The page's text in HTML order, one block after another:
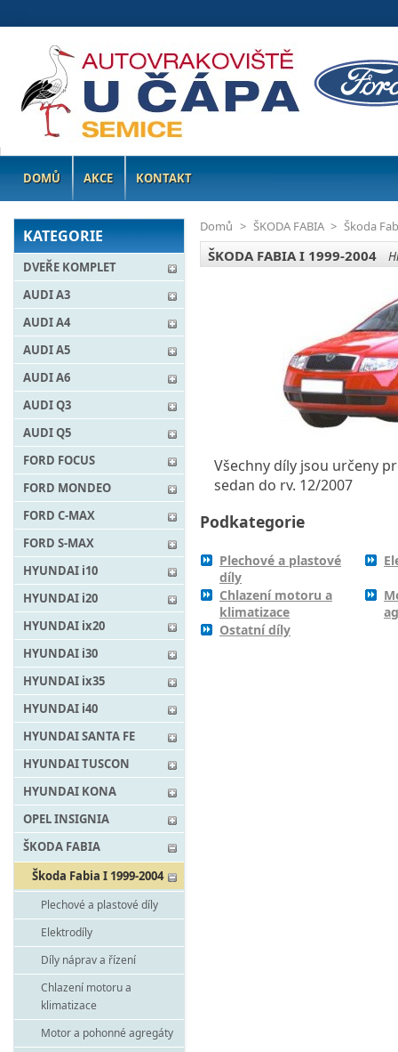
DOMŮ AKCE KONTAKT
KATEGORIE
DVEŘE KOMPLET
AUDI A3
AUDI A4
AUDI A5
AUDI A6
AUDI Q3
AUDI Q5
FORD FOCUS
FORD MONDEO
FORD C-MAX
FORD S-MAX
HYUNDAI i10
HYUNDAI i20
HYUNDAI ix20
HYUNDAI i30
HYUNDAI ix35
HYUNDAI i40
HYUNDAI SANTA FE
HYUNDAI TUSCON
HYUNDAI KONA
OPEL INSIGNIA
ŠKODA FABIA
Škoda Fabia I 1999-2004
Plechové a plastové díly
Elektrodíly
Díly náprav a řízení
Chlazení motoru a
klimatizace
Motor a pohonné agregáty
Domů > ŠKODA FABIA > Škoda
ŠKODA FABIA I 1999-2004
Všechny díly jsou určeny
sedan do rv. 12/2007
Podkategorie
Plechové a plastové
díly
Chlazení motoru a
klimatizace
Ostatní díly